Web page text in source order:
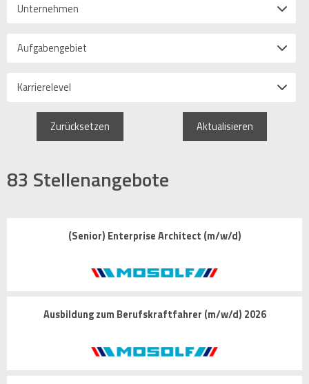
Unternehmen
Aufgabengebiet
Karrierelevel
Zurücksetzen Aktualisieren
83 Stellenangebote
(Senior) Enterprise Architect (m/w/d)
Ausbildung zum Berufskraftfahrer (m/w/d) 2026